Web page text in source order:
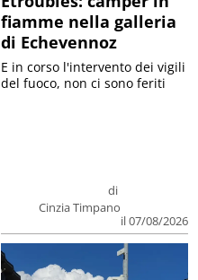
fiamme nella galleria
di Echevennoz
di
Cinzia Timpano
il 07/08/2026
E in corso l'intervento dei vigili
del fuoco, non ci sono feriti